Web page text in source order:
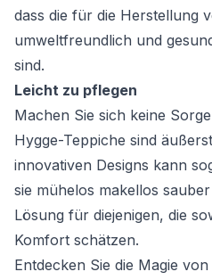
dass die für die Herstellung
umweltfreundlich und
sind.
Leicht zu pflegen
Machen Sie sich keine
Hygge-Teppiche sind
innovativen Designs kann
sie mühelos makellos
Lösung für diejenigen, die
Komfort schätzen.
Entdecken Sie die Magie